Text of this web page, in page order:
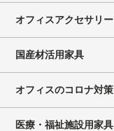
オフィスアクセサリー
国産材活用家具
オフィスのコロナ対策
医療・福祉施設用家具